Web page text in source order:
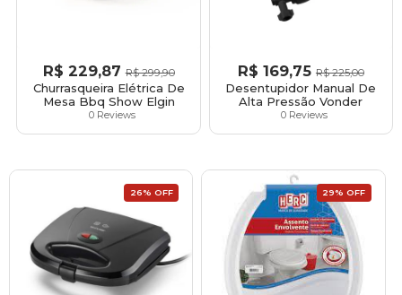
R$ 229,87 R$299,90
Churrasqueira Elétrica De
Mesa Bbq Show Elgin
0 Reviews
R$ 169,75 R$225,00
Desentupidor Manual De
Alta Pressão Vonder
0 Reviews
26% OFF 29% OFF